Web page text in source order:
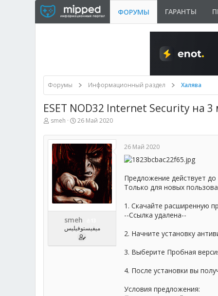
ФОРУМЫ ГАРАНТЫ
Форумы Информационный раздел Халява
ESET NOD32 Internet Security на
А
т
о
р
т
е
smeh
Д
т
а
ч
а
л
а
26 Май 2020
smeh
ميفيستوفيليس
26 Май 2020
Предложение действует
Только для новых
1. Скачайте расширенную
--Ссылка удалена--
2. Начните установку
3. Выберите Пробная
4. После установки вы
Условия предложения: